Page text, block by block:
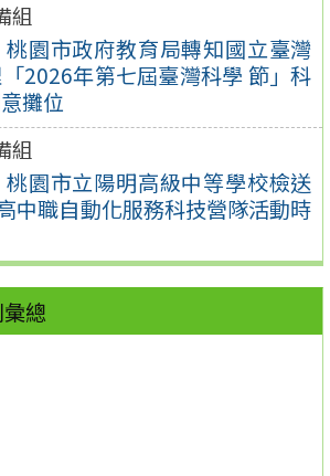
組
桃園市政府教育局轉知國立臺灣
2026年第七屆臺灣科學 節」科
攤位
組
桃園市立陽明高級中等學校檢送
中職自動化服務科技營隊活動時
總